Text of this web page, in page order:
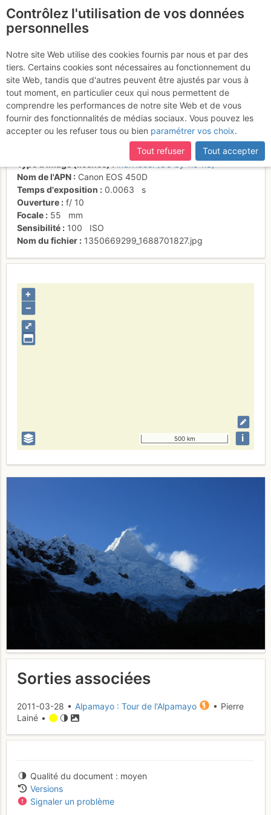
certaines pages ne sont plus accessibles, manquantes ou
incomplètes, déconnectez-vous puis reconnectez-vous à votre
compte sur le site.
Surprise du matin,
l'Alpamayo se découvre
Activités
Date/heure
individuel (CC by-nc-nd)
Nom de l'APN
Canon EOS 450D
Temps d'exposition
0.0063
s
Ouverture
f/ 10
Focale
55
mm
Sensibilité
100
ISO
Nom du fichier
1350669299_1688701827.jpg
⤢
+
–
500 km i
Sorties associées
2011-03-28 • Alpamayo : Tour de l'Alpamayo
• Pierre
Lainé •
Qualité du document
moyen
Versions
Signaler un problème
Contrôlez l'utilisation de vos données
personnelles
Notre site Web utilise des cookies fournis par nous et par des
tiers. Certains cookies sont nécessaires au fonctionnement du
site Web, tandis que d'autres peuvent être ajustés par vous à
tout moment, en particulier ceux qui nous permettent de
comprendre les performances de notre site Web et de vous
fournir des fonctionnalités de médias sociaux. Vous pouvez les
accepter ou les refuser tous ou bien paramétrer vos choix.
Tout refuser
Tout accepter